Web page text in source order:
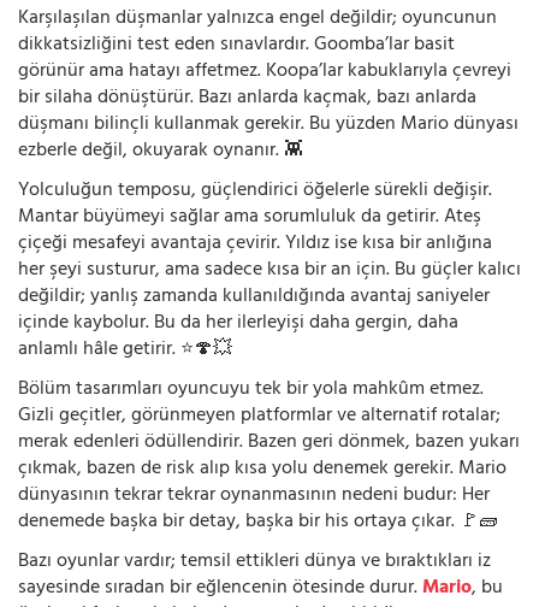
Karşılaşılan düşmanlar yalnızca engel değildir; oyuncunun
dikkatsizliğini test eden sınavlardır. Goomba’lar basit
görünür ama hatayı affetmez. Koopa’lar kabuklarıyla çevreyi
bir silaha dönüştürür. Bazı anlarda kaçmak, bazı anlarda
düşmanı bilinçli kullanmak gerekir. Bu yüzden Mario dünyası
ezberle değil, okuyarak oynanır. 👾
Yolculuğun temposu, güçlendirici öğelerle sürekli değişir.
Mantar büyümeyi sağlar ama sorumluluk da getirir. Ateş
çiçeği mesafeyi avantaja çevirir. Yıldız ise kısa bir anlığına
her şeyi susturur, ama sadece kısa bir an için. Bu güçler kalıcı
değildir; yanlış zamanda kullanıldığında avantaj saniyeler
içinde kaybolur. Bu da her ilerleyişi daha gergin, daha
anlamlı hâle getirir. ⭐🍄💥
Bölüm tasarımları oyuncuyu tek bir yola mahkûm etmez.
Gizli geçitler, görünmeyen platformlar ve alternatif rotalar;
merak edenleri ödüllendirir. Bazen geri dönmek, bazen yukarı
çıkmak, bazen de risk alıp kısa yolu denemek gerekir. Mario
dünyasının tekrar tekrar oynanmasının nedeni budur: Her
denemede başka bir detay, başka bir his ortaya çıkar. 🚩🧱
Bazı oyunlar vardır; temsil ettikleri dünya ve bıraktıkları iz
sayesinde sıradan bir eğlencenin ötesinde durur.Mario, bu